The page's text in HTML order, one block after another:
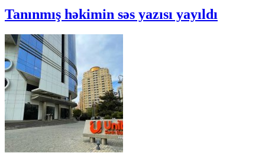
Tanınmış həkimin səs yazısı yayıldı